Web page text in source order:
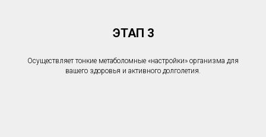
ЭТАП 3
Осуществляет тонкие метаболомные «настройки» организма для
вашего здоровья и активного долголетия.